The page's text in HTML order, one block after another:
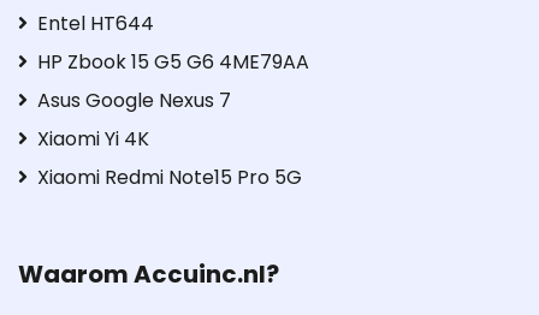
Entel HT644
HP Zbook 15 G5 G6 4ME79AA
Asus Google Nexus 7
Xiaomi Yi 4K
Xiaomi Redmi Note15 Pro 5G
Waarom Accuinc.nl?